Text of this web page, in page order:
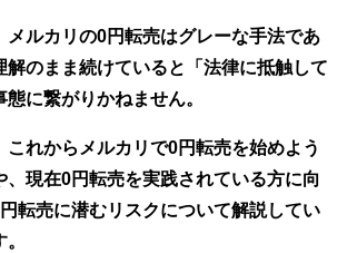
メルカリの0円転売はグレーな手法であ
解のまま続けていると「法律に抵触して
に繋がりかねません。
これからメルカリで0円転売を始めよう
、現在0円転売を実践されている方に向
転売に潜むリスクについて解説してい